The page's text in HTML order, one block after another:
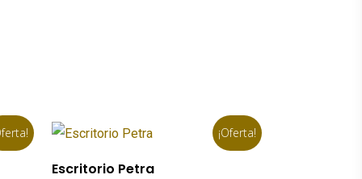
¡Oferta!
Añadir Al Carrito
Escritorio Petra